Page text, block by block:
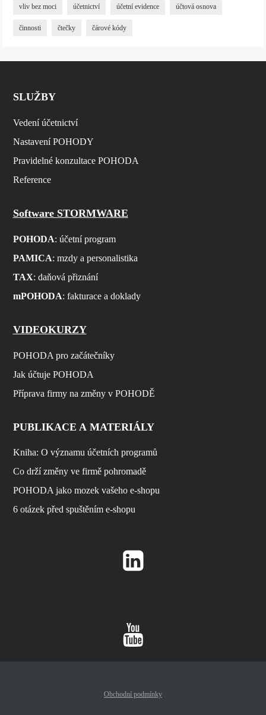
vliv bez moci účetnictví účetní evidence účtová osnova
činnosti čtečky čárové kódy
SLUŽBY
Vedení účetnictví
Nastavení POHODY
Pravidelné konzultace POHODA
Reference
Software STORMWARE
POHODA: účetní program
PAMICA: mzdy a personalistika
TAX: daňová přiznání
mPOHODA: fakturace a doklady
VIDEOKURZY
POHODA pro začátečníky
Jak účtuje POHODA
Příprava firmy na změny v POHODĚ
PUBLIKACE A MATERIÁLY
Kniha: O významu účetních programů
Co drží změny ve firmě pohromadě
POHODA jako mozek vašeho e-shopu
6 otázek před spuštěním e-shopu
Obchodní podmínky